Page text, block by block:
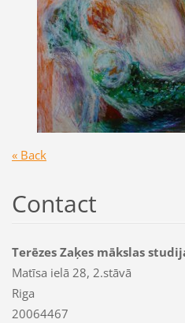
« Back
Contact
Terēzes Zaķes mākslas
Matīsa ielā 28, 2.stāvā
Riga
20064467